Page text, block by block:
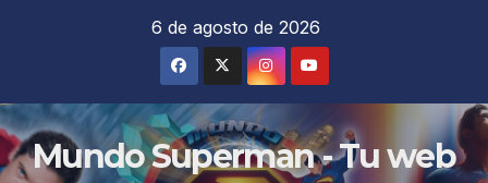
6 de agosto de 2026
Mundo Superman - Tu web